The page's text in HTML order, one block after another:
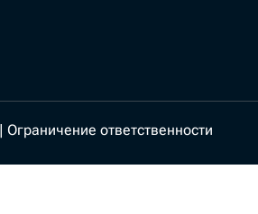
Ограничение ответственности